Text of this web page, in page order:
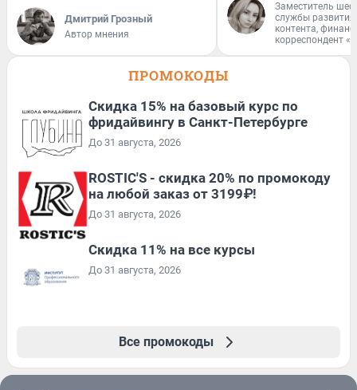
Дмитрий Грозный
Автор мнения
Заместитель
службы
контента,
корреспондент
ПРОМОКОДЫ
Скидка 15% на базовый курс по
фридайвингу в Санкт-Петербурге
До 31 августа, 2026
ROSTIC'S - скидка 20% по промокоду
на любой заказ от 3199₽!
До 31 августа, 2026
Скидка 11% на все курсы
До 31 августа, 2026
Все промокоды